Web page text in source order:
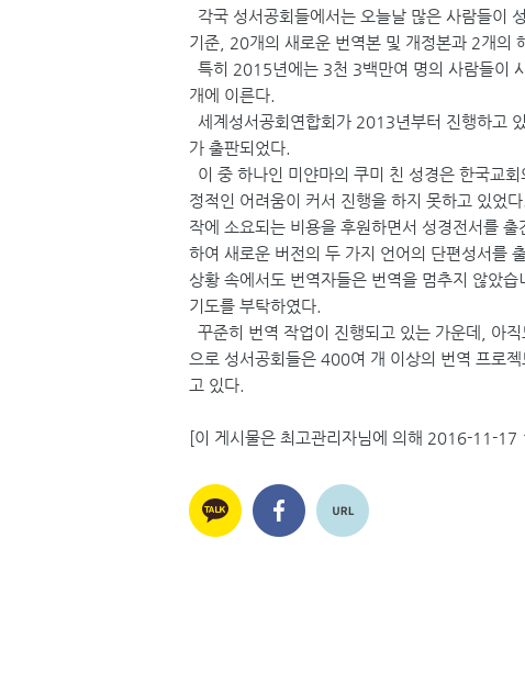
각국 성서공회들에서는 오늘날 많은 사람들이
기준, 20개의 새로운 번역본 및 개정본과 2개의
특히 2015년에는 3천 3백만여 명의 사람들이
개에 이른다.
세계성서공회연합회가 2013년부터 진행하고
가 출판되었다.
이 중 하나인 미얀마의 쿠미 친 성경은 한국교
정적인 어려움이 커서 진행을 하지 못하고 있었
작에 소요되는 비용을 후원하면서 성경전서를
하여 새로운 버전의 두 가지 언어의 단편성서를
상황 속에서도 번역자들은 번역을 멈추지 않았
기도를 부탁하였다.
꾸준히 번역 작업이 진행되고 있는 가운데, 아
으로 성서공회들은 400여 개 이상의 번역 프로
고 있다.
[이 게시물은 최고관리자님에 의해 2016-11-17